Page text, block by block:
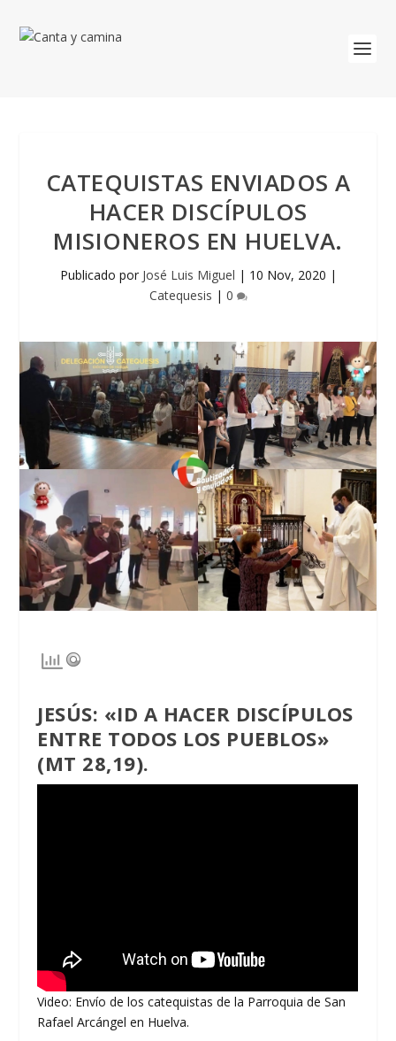
CATEQUISTAS ENVIADOS A
HACER DISCÍPULOS
MISIONEROS EN HUELVA.
Publicado por José Luis Miguel | 10 Nov, 2020 |
Catequesis | 0
JESÚS: «ID A HACER DISCÍPULOS
ENTRE TODOS LOS PUEBLOS»
(MT 28,19).
Video: Envío de los catequistas de la Parroquia de San
Rafael Arcángel en Huelva.